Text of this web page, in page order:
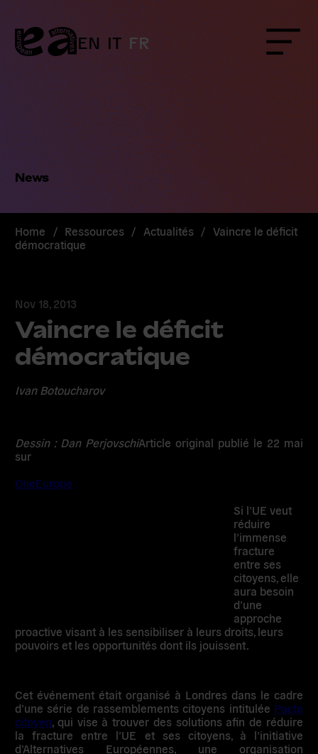
Skip
to
content
EN IT FR Menu
News
Home / Ressources / Actualités / Vaincre le déficit
démocratique
Nov 18, 2013
Vaincre le déficit
démocratique
Ivan Botoucharov
Dessin : Dan PerjovschiArticle original publié le 22 mai
sur
OneEurope
Si l’UE veut
réduire
l’immense
fracture
entre ses
citoyens, elle
aura besoin
d’une
approche
proactive visant à les sensibiliser à leurs droits, leurs
pouvoirs et les opportunités dont ils jouissent.
Cet événement était organisé à Londres dans le cadre
d’une série de rassemblements citoyens intitulée Pacte
citoyen, qui vise à trouver des solutions afin de réduire
la fracture entre l’UE et ses citoyens, à l’initiative
d’Alternatives Européennes, une organisation